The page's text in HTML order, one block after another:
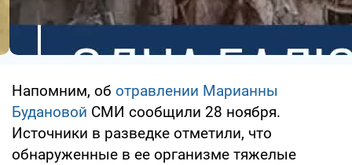
Напомним, об отравлении Марианны
Будановой СМИ сообщили 28 ноября.
Источники в разведке отметили, что
обнаруженные в ее организме тяжелые